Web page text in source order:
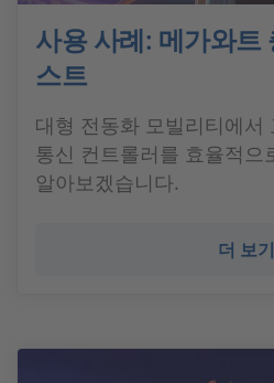
사용 사례: 메가와트
스트
대형 전동화 모빌리티에서
통신 컨트롤러를 효율적으
알아보겠습니다.
더 보기